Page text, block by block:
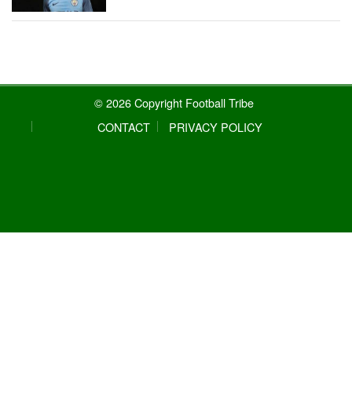
© 2026 Copyright Football Tribe
CONTACT
PRIVACY POLICY